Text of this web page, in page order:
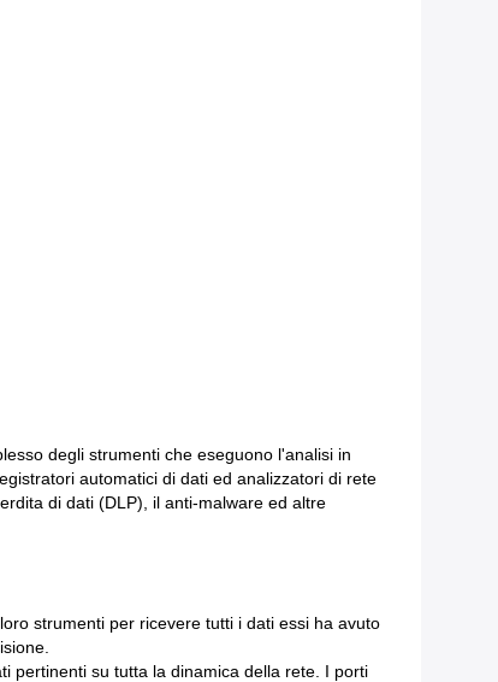
degli strumenti che eseguono l'analisi in
automatici di dati ed analizzatori di rete
di dati (DLP), il anti-malware ed altre
strumenti per ricevere tutti i dati essi ha avuto
pertinenti su tutta la dinamica della rete. I porti